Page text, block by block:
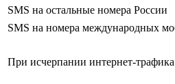
SMS на остальные номера России
SMS на номера международных
При исчерпании интернет-